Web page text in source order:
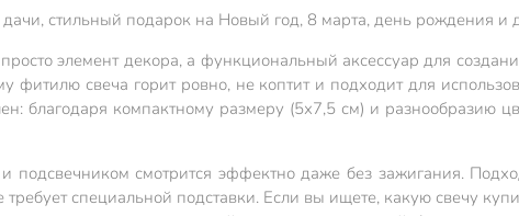
стильный подарок на Новый год, 8 марта, день рождения и
элемент декора, а функциональный аксессуар для
свеча горит ровно, не коптит и подходит для
благодаря компактному размеру (5х7,5 см) и разнообразию
подсвечником смотрится эффектно даже без зажигания.
требует специальной подставки. Если вы ищете, какую свечу